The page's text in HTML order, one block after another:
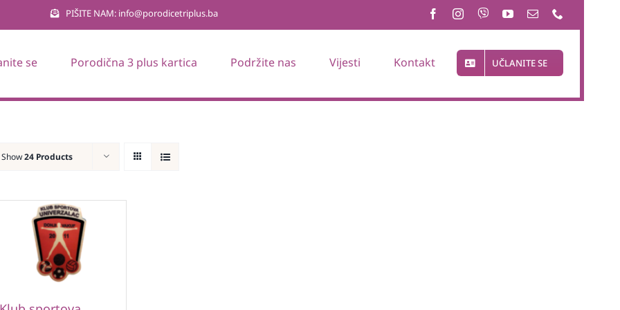
PIŠITE NAM: info@porodicetriplus.ba
se Porodična 3 plus kartica Podržite nas Vijesti Kontakt UČLANITE SE
Show24 Products